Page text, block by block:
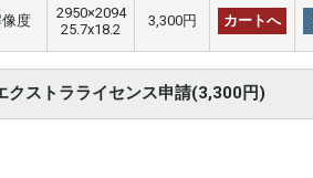
度
2950×2094
25.7x18.2
3,300円 カートへ
クストラライセンス申請(3,300円)